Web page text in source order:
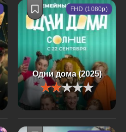
Одни дома (2025)
FHD (1080p)